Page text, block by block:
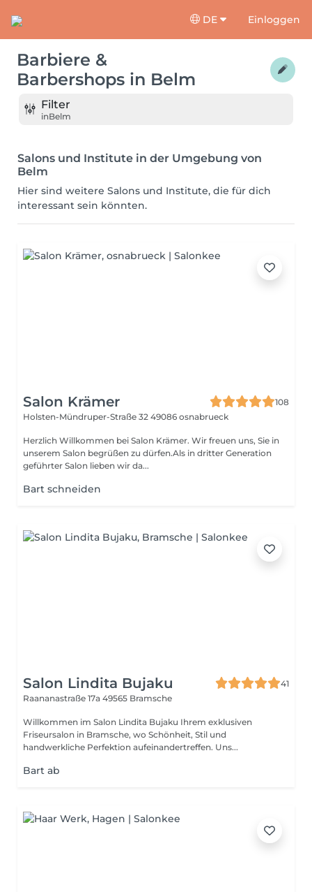
DE Einloggen
Barbiere &
Barbershops in Belm
Filter
inBelm
Salons und Institute in der Umgebung von
Belm
Hier sind weitere Salons und Institute, die für dich
interessant sein könnten.
Salon Krämer
108
Holsten-Mündruper-Straße 32 49086 osnabrueck
Herzlich Willkommen bei Salon Krämer. Wir freuen uns, Sie in
unserem Salon begrüßen zu dürfen.Als in dritter Generation
geführter Salon lieben wir da...
Bart schneiden
Salon Lindita Bujaku
41
Raananastraße 17a 49565 Bramsche
Willkommen im Salon Lindita Bujaku Ihrem exklusiven
Friseursalon in Bramsche, wo Schönheit, Stil und
handwerkliche Perfektion aufeinandertreffen. Uns...
Bart ab